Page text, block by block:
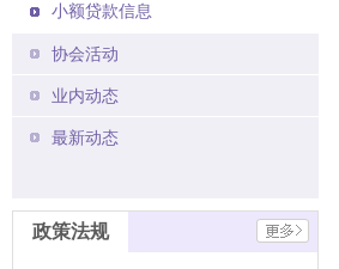
小额贷款信息
协会活动
业内动态
最新动态
政策法规